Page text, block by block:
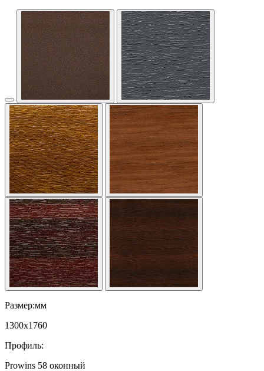
Размер:мм
1300x1760
Профиль:
Prowins 58 оконный